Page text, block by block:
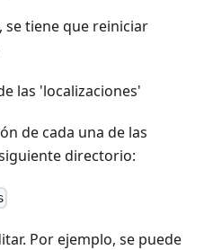
se tiene que reiniciar
las 'localizaciones'
de cada una de las
directorio:
Por ejemplo, se puede